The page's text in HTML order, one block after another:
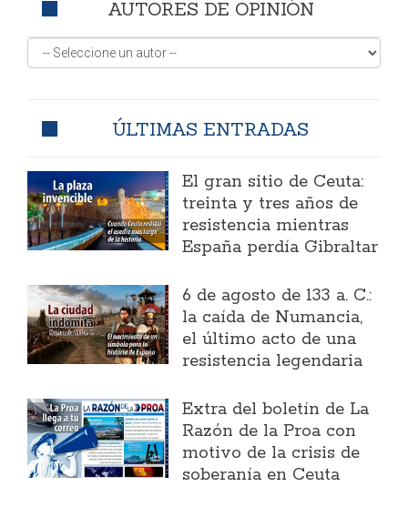
AUTORES DE OPINIÓN
ÚLTIMAS ENTRADAS
El gran sitio de Ceuta:
treinta y tres años de
resistencia mientras
España perdía Gibraltar
6 de agosto de 133 a. C.:
la caída de Numancia,
el último acto de una
resistencia legendaria
Extra del boletín de La
Razón de la Proa con
motivo de la crisis de
soberanía en Ceuta